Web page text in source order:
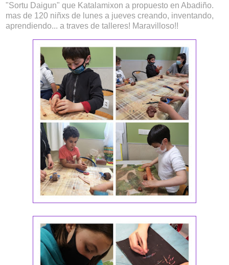
"Sortu Daigun" que Katalamixon a propuesto en Abadiño.
mas de 120 niñxs de lunes a jueves creando, inventando,
aprendiendo... a traves de talleres! Maravilloso!!